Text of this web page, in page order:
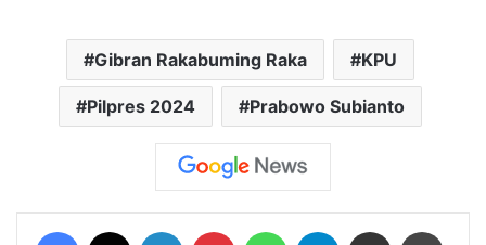
Gibran Rakabuming Raka KPU
Pilpres 2024 Prabowo Subianto
Facebook LinkedIn Pinterest WhatsAppTelegram Share via Email